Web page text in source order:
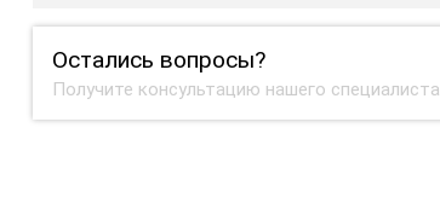
Остались вопросы?
Получите консультацию нашего специалиста